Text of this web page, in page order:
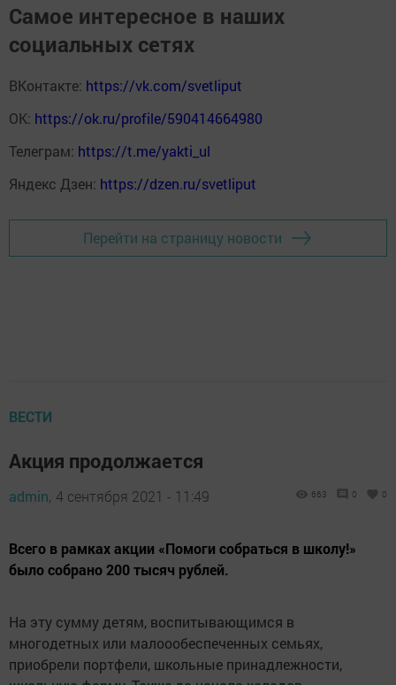
Самое интересное в наших
социальных сетях
ВКонтакте: https://vk.com/svetliput
ОК: https://ok.ru/profile/590414664980
Телеграм: https://t.me/yakti_ul
Яндекс Дзен: https://dzen.ru/svetliput
Перейти на страницу новости
ВЕСТИ
Акция продолжается
admin, 4 сентября 2021 - 11:49 663 0 0
Всего в рамках акции «Помоги собраться в школу!»
было собрано 200 тысяч рублей.
На эту сумму детям, воспитывающимся в
многодетных или малоообеспеченных семьях,
приобрели портфели, школьные принадлежности,